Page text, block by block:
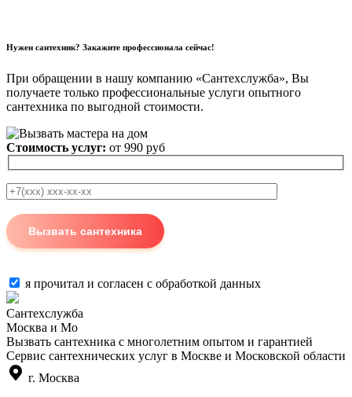
Нужен сантехник? Закажите профессионала сейчас!
При обращении в нашу компанию «Сантехслужба», Вы
получаете только профессиональные услуги опытного
сантехника по выгодной стоимости.
Стоимость услуг: от 990 руб
я прочитал и согласен с обработкой данных
Сантехслужба
Москва и Мо
Вызвать сантехника с многолетним опытом и гарантией
Сервис сантехнических услуг в Москве и Московской области
г. Москва